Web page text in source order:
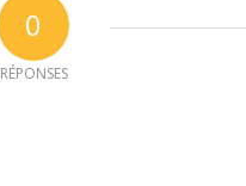
0
RÉPONSES